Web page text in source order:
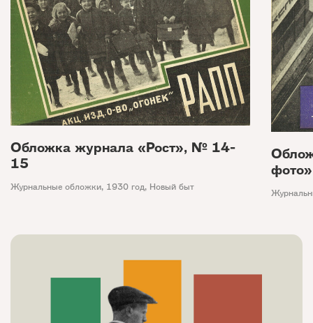
Обложка журнала «Рост», № 14-
15
Журнальные обложки, 1930 год, Новый быт